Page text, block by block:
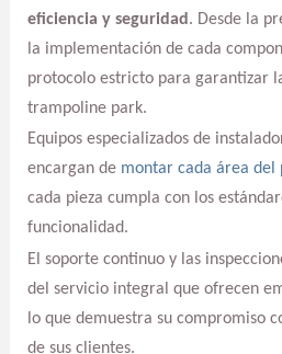
eficiencia y seguridad . Desde la
la implementación de cada
protocolo estricto para garantizar
trampoline park.
Equipos especializados de
encargan de montar cada área del
cada pieza cumpla con los
funcionalidad.
El soporte continuo y las
del servicio integral que ofrecen
lo que demuestra su compromiso
de sus clientes.